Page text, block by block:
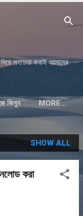
সহায়তা করাই আমাদের
কিনুন MORE…
SHOW ALL
করা